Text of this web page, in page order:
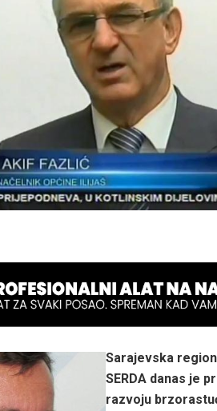
Sarajevska
SERDA danas je
razvoju